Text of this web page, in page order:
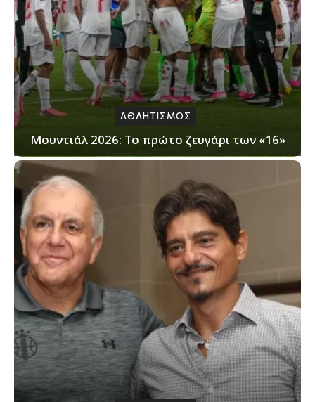
ΑΘΛΗΤΙΣΜΟΣ
Μουντιάλ 2026: Το πρώτο ζευγάρι των «16»